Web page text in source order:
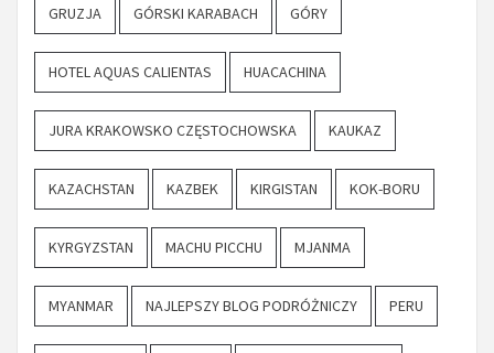
GRUZJA GÓRSKI KARABACH GÓRY
HOTEL AQUAS CALIENTAS HUACACHINA
JURA KRAKOWSKO CZĘSTOCHOWSKA KAUKAZ
KAZACHSTAN KAZBEK KIRGISTAN KOK-BORU
KYRGYZSTAN MACHU PICCHU MJANMA
MYANMAR NAJLEPSZY BLOG PODRÓŻNICZY PERU